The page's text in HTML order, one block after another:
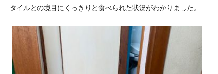
タイルとの境目にくっきりと食べられた状況がわかりました。